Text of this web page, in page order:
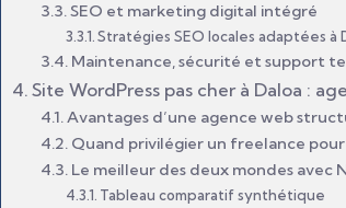
SEO et marketing digital intégré
Stratégies SEO locales adaptées à
Maintenance, sécurité et support
Site WordPress pas cher à Daloa :
Avantages d’une agence web
Quand privilégier un freelance
Le meilleur des deux mondes avec
Tableau comparatif synthétique